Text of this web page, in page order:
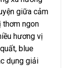
giữa cảm
thơm ngon
hương vị
blue
dụng giải